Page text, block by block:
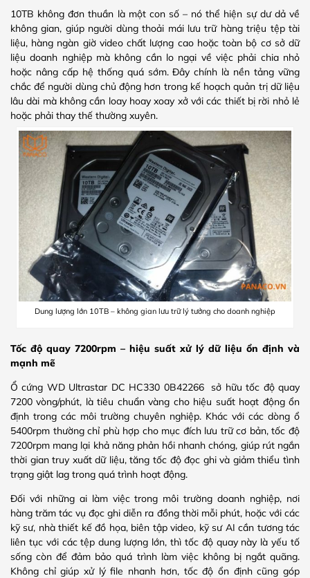
10TB không đơn thuần là một con số – nó thể hiện sự dư dả về
không gian, giúp người dùng thoải mái lưu trữ hàng triệu tệp tài
liệu, hàng ngàn giờ video chất lượng cao hoặc toàn bộ cơ sở dữ
liệu doanh nghiệp mà không cần lo ngại về việc phải chia nhỏ
hoặc nâng cấp hệ thống quá sớm. Đây chính là nền tảng vững
chắc để người dùng chủ động hơn trong kế hoạch quản trị dữ liệu
lâu dài mà không cần loay hoay xoay xở với các thiết bị rời nhỏ lẻ
hoặc phải thay thế thường xuyên.
Dung lượng lớn 10TB – không gian lưu trữ lý tưởng cho doanh nghiệp
Tốc độ quay 7200rpm – hiệu suất xử lý dữ liệu ổn định và
mạnh mẽ
Ổ cứng WD Ultrastar DC HC330 0B42266 sở hữu tốc độ quay
7200 vòng/phút, là tiêu chuẩn vàng cho hiệu suất hoạt động ổn
định trong các môi trường chuyên nghiệp. Khác với các dòng ổ
5400rpm thường chỉ phù hợp cho mục đích lưu trữ cơ bản, tốc độ
7200rpm mang lại khả năng phản hồi nhanh chóng, giúp rút ngắn
thời gian truy xuất dữ liệu, tăng tốc độ đọc ghi và giảm thiểu tình
trạng giật lag trong quá trình hoạt động.
Đối với những ai làm việc trong môi trường doanh nghiệp, nơi
hàng trăm tác vụ đọc ghi diễn ra đồng thời mỗi phút, hoặc với các
kỹ sư, nhà thiết kế đồ họa, biên tập video, kỹ sư AI cần tương tác
liên tục với các tệp dung lượng lớn, thì tốc độ quay này là yếu tố
sống còn để đảm bảo quá trình làm việc không bị ngắt quãng.
Không chỉ giúp xử lý file nhanh hơn, tốc độ ổn định cũng góp